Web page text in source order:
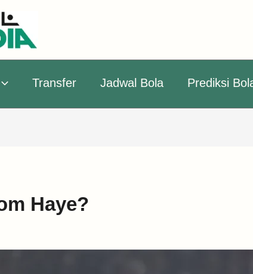
Transfer Jadwal Bola Prediksi
Haye?